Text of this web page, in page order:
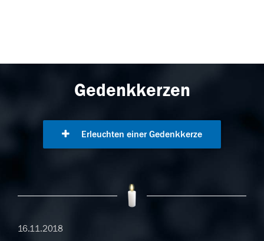
Gedenkkerzen
Erleuchten einer Gedenkkerze
16.11.2018